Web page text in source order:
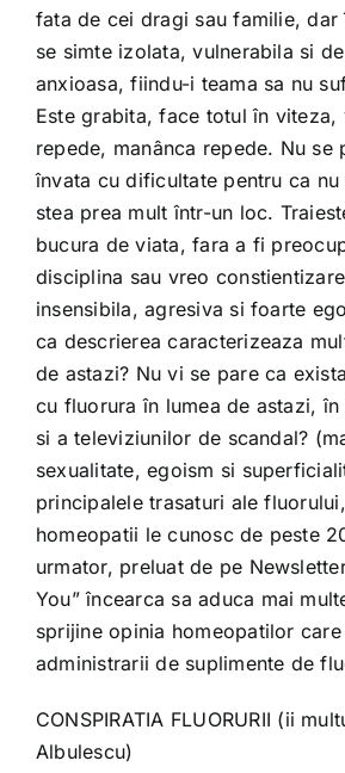
Dr. Soescu
Evenimente
Shop
Tratamente
Iubim fructele
fata de cei dragi sau familie, dar
se simte izolata, vulnerabila si
anxioasa, fiindu-i teama sa nu
Este grabita, face totul în viteza,
repede, manânca repede. Nu se
învata cu dificultate pentru ca nu
stea prea mult într-un loc.
bucura de viata, fara a fi
disciplina sau vreo
insensibila, agresiva si foarte
ca descrierea caracterizeaza
de astazi? Nu vi se pare ca
cu fluorura în lumea de astazi, în
si a televiziunilor de scandal?
sexualitate, egoism si
principalele trasaturi ale
homeopatii le cunosc de peste
urmator, preluat de pe
You” încearca sa aduca mai
sprijine opinia homeopatilor
administrarii de suplimente de
CONSPIRATIA FLUORURII (ii
Albulescu)